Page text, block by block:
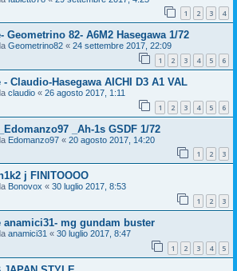
1 2 3 4
Geometrino 82- A6M2 Hasegawa 1/72
Geometrino82 « 24 settembre 2017, 22:09
1 2 3 4 5 6
Claudio-Hasegawa AICHI D3 A1 VAL
claudio « 26 agosto 2017, 1:11
1 2 3 4 5 6
_Ah-1s GSDF 1/72
Edomanzo97 « 20 agosto 2017, 14:20
1 2 3
j FINITOOOO
Bonovox « 30 luglio 2017, 8:53
1 2 3
anamici31- mg gundam buster
anamici31 « 30 luglio 2017, 8:47
1 2 3 4 5